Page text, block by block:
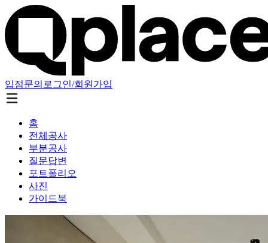
입점문의 로그인/회원가입
홈
전체공사
부분공사
질문답변
포트폴리오
사진
가이드북